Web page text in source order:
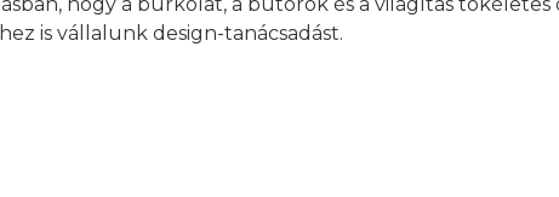
is vállalunk design-tanácsadást.